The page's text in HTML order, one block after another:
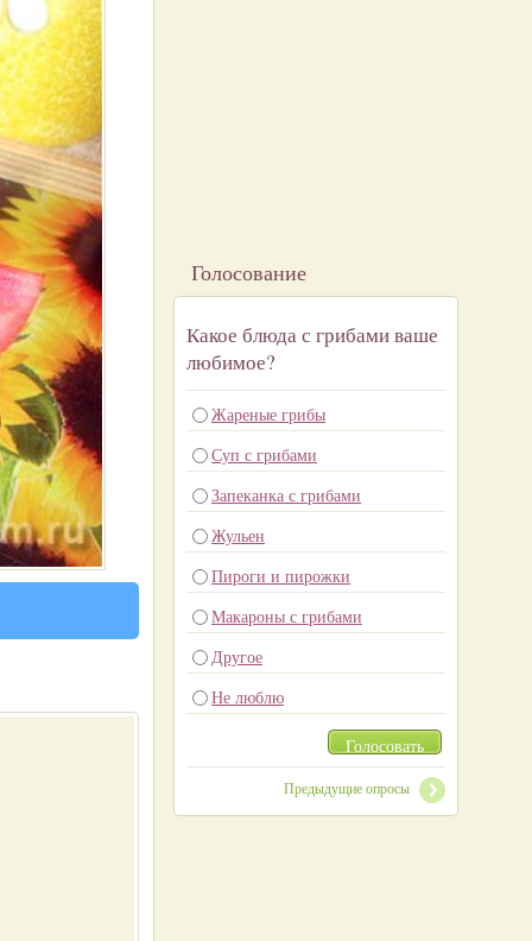
Голосование
Какое блюда с грибами ваше
любимое?
Жареные грибы
Суп с грибами
Запеканка с грибами
Жульен
Пироги и пирожки
Макароны с грибами
Другое
Не люблю
Голосовать
Предыдущие опросы